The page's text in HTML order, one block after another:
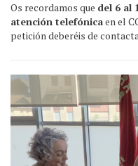
Os recordamos que del 6 al
atención telefónicaen el
petición deberéis de